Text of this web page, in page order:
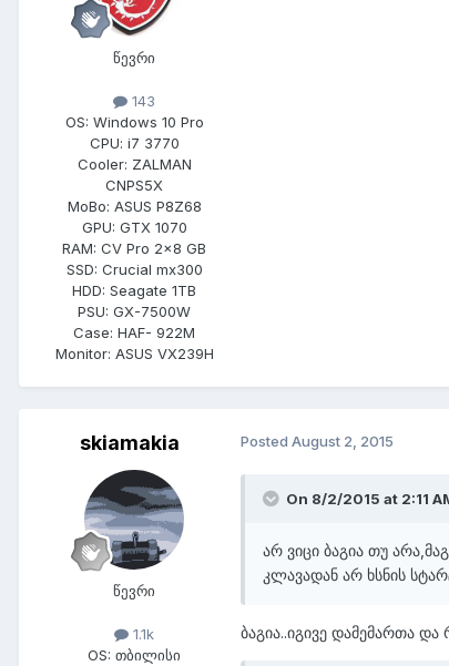
წევრი
143
OS: Windows 10 Pro
CPU: i7 3770
Cooler: ZALMAN
CNPS5X
MoBo: ASUS P8Z68
GPU: GTX 1070
RAM: CV Pro 2x8 GB
SSD: Crucial mx300
HDD: Seagate 1TB
PSU: GX-7500W
Case: HAF- 922M
Monitor: ASUS VX239H
skiamakia
წევრი
1.1k
OS: თბილისი
Posted August 2, 2015
On 8/2/2015 at 2:11
არ ვიცი ბაგია თუ
კლავადან არ ხსნის
ბაგია..იგივე დამემართა